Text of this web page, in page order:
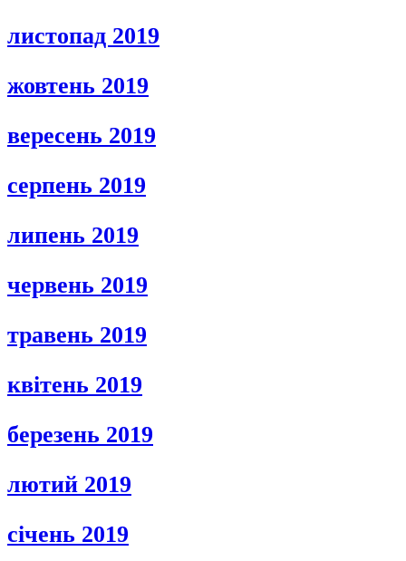
листопад 2019
жовтень 2019
вересень 2019
серпень 2019
липень 2019
червень 2019
травень 2019
квітень 2019
березень 2019
лютий 2019
січень 2019